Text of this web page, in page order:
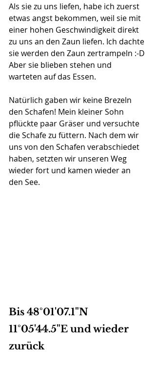
Als sie zu uns liefen, habe ich zuerst
etwas angst bekommen, weil sie mit
einer hohen Geschwindigkeit direkt
zu uns an den Zaun liefen. Ich dachte
sie werden den Zaun zertrampeln :-D
Aber sie blieben stehen und
warteten auf das Essen.
Natürlich gaben wir keine Brezeln
den Schafen! Mein kleiner Sohn
pflückte paar Gräser und versuchte
die Schafe zu füttern. Nach dem wir
uns von den Schafen verabschiedet
haben, setzten wir unseren Weg
wieder fort und kamen wieder an
den See.
Bis 48°01'07.1"N
11°05'44.5"E und wieder
zurück